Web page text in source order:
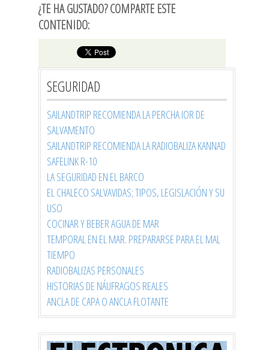
¿TE HA GUSTADO? COMPARTE ESTE
CONTENIDO:
SEGURIDAD
SAILANDTRIP RECOMIENDA LA PERCHA IOR DE
SALVAMENTO
SAILANDTRIP RECOMIENDA LA RADIOBALIZA KANNAD
SAFELINK R-10
LA SEGURIDAD EN EL BARCO
EL CHALECO SALVAVIDAS; TIPOS, LEGISLACIÓN Y SU
USO
COCINAR Y BEBER AGUA DE MAR
TEMPORAL EN EL MAR. PREPARARSE PARA EL MAL
TIEMPO
RADIOBALIZAS PERSONALES
HISTORIAS DE NÁUFRAGOS REALES
ANCLA DE CAPA O ANCLA FLOTANTE